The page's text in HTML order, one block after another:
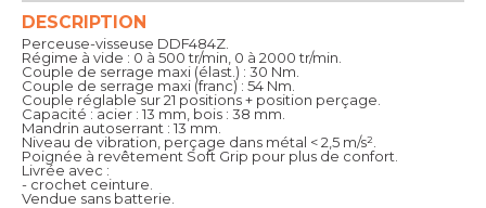
DESCRIPTION
Perceuse-visseuse DDF484Z.
Régime à vide : 0 à 500 tr/min, 0 à 2000 tr/min.
Couple de serrage maxi (élast.) : 30 Nm.
Couple de serrage maxi (franc) : 54 Nm.
Couple réglable sur 21 positions + position perçage.
Capacité : acier : 13 mm, bois : 38 mm.
Mandrin autoserrant : 13 mm.
Niveau de vibration, perçage dans métal < 2,5 m/s².
Poignée à revêtement Soft Grip pour plus de confort.
Livrée avec :
- crochet ceinture.
Vendue sans batterie.